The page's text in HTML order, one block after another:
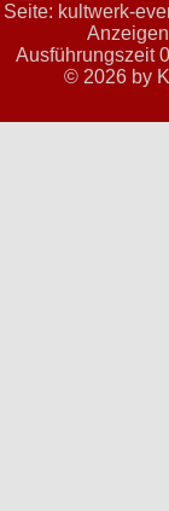
Seite: kultwerk-
Ausführungszeit
© 2026 by